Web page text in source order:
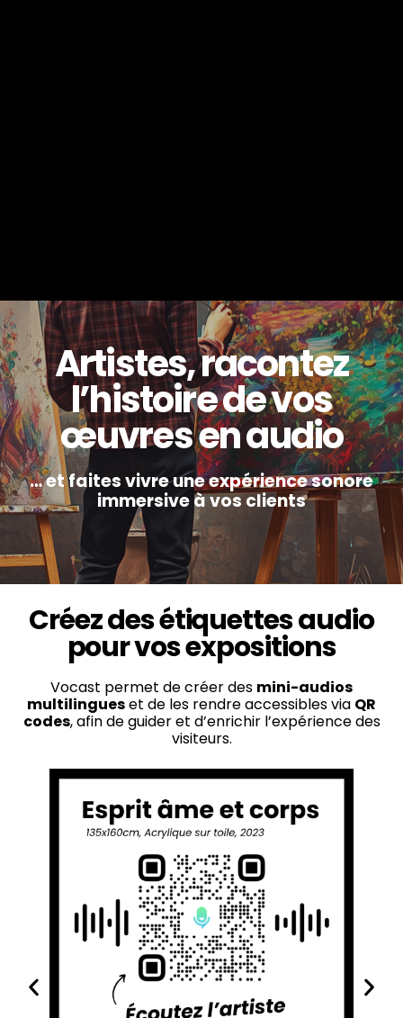
Artistes, racontez
l’histoire de vos
œuvres en audio
… et faites vivre une expérience sonore
immersive à vos clients
Créez des étiquettes audio
pour vos expositions
Vocast permet de créer des mini-audios
multilingueset de les rendre accessibles via QR
codes, afin de guider et d’enrichir l’expérience des
visiteurs.